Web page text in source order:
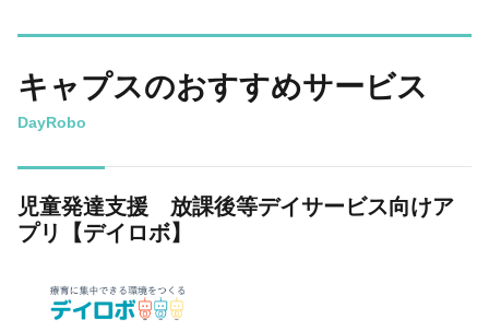
キャプスのおすすめサービス
DayRobo
児童発達支援 放課後等デイサービス向けア
プリ【デイロボ】